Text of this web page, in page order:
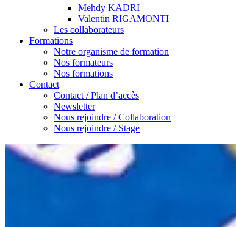
Mehdy KADRI
Valentin RIGAMONTI
Les collaborateurs
Formations
Notre organisme de formation
Nos formateurs
Nos formations
Contact
Contact / Plan d’accès
Newsletter
Nous rejoindre / Collaboration
Nous rejoindre / Stage